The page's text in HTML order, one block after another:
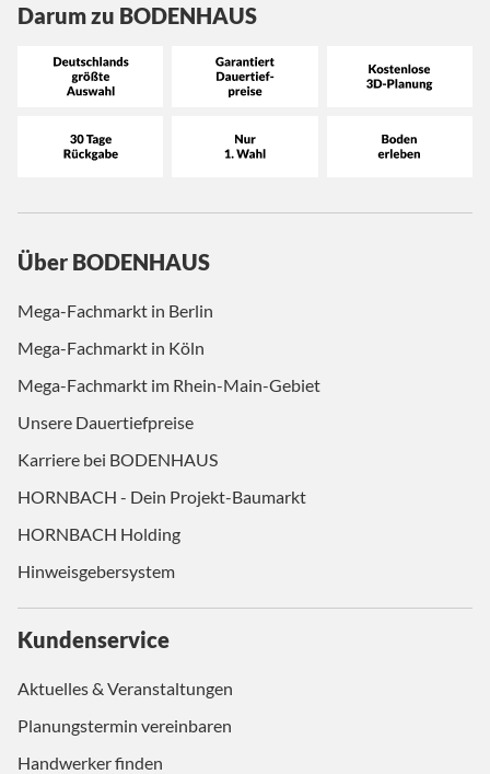
Darum zu BODENHAUS
Über BODENHAUS
Mega-Fachmarkt in Berlin
Mega-Fachmarkt in Köln
Mega-Fachmarkt im Rhein-Main-Gebiet
Unsere Dauertiefpreise
Karriere bei BODENHAUS
HORNBACH - Dein Projekt-Baumarkt
HORNBACH Holding
Hinweisgebersystem
Kundenservice
Aktuelles & Veranstaltungen
Planungstermin vereinbaren
Handwerker finden